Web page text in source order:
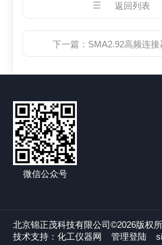
返回列表
下一篇： SMA2.92高频连
微信公众号
北京锦正茂科技有限公司©2026版
技术支持：化工仪器网 管理登陆